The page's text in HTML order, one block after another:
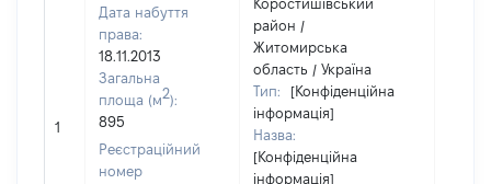
1
Дата набуття
права:
18.11.2013
Загальна
площа (м2):
895
Реєстраційний
номер
Коростишівський
район /
Житомирська
область / Україна
Тип:
[Конфіденційна
інформація]
Назва:
[Конфіденційна
інформація]